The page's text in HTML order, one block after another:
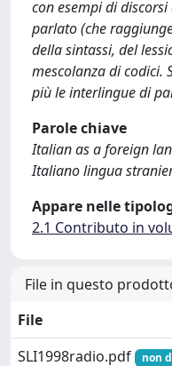
con esempi di
parlato (che
della sintassi, del
mescolanza di codici.
più le interlingue di
Parole chiave
Italian as a foreign
Italiano lingua
Appare nelle
2.1 Contributo in
File in questo
File
SLI1998radio.pdf
non